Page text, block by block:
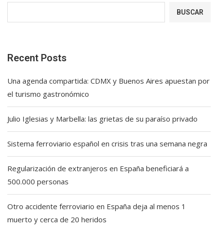
BUSCAR
Recent Posts
Una agenda compartida: CDMX y Buenos Aires apuestan por
el turismo gastronómico
Julio Iglesias y Marbella: las grietas de su paraíso privado
Sistema ferroviario español en crisis tras una semana negra
Regularización de extranjeros en España beneficiará a
500.000 personas
Otro accidente ferroviario en España deja al menos 1
muerto y cerca de 20 heridos